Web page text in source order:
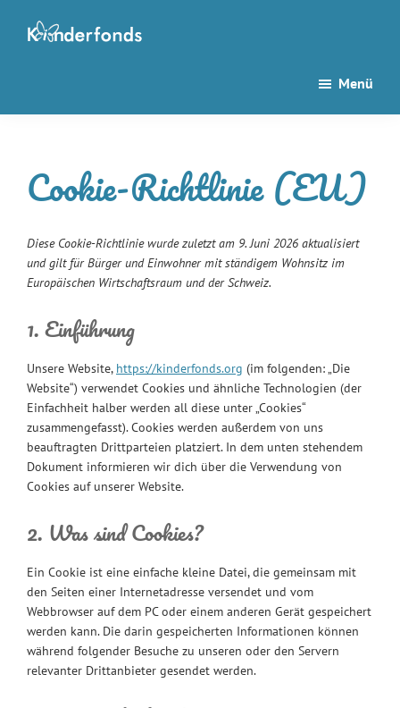
Inhalt
Seitenspalte
Kinder
1995
Menü
Cookie-Richtlinie (EU)
Diese Cookie-Richtlinie wurde zuletzt am 9. Juni 2026 aktualisiert
und gilt für Bürger und Einwohner mit ständigem Wohnsitz im
Europäischen Wirtschaftsraum und der Schweiz.
1. Einführung
Unsere Website, https://kinderfonds.org (im folgenden: „Die
Website“) verwendet Cookies und ähnliche Technologien (der
Einfachheit halber werden all diese unter „Cookies“
zusammengefasst). Cookies werden außerdem von uns
beauftragten Drittparteien platziert. In dem unten stehendem
Dokument informieren wir dich über die Verwendung von
Cookies auf unserer Website.
2. Was sind Cookies?
Ein Cookie ist eine einfache kleine Datei, die gemeinsam mit
den Seiten einer Internetadresse versendet und vom
Webbrowser auf dem PC oder einem anderen Gerät gespeichert
werden kann. Die darin gespeicherten Informationen können
während folgender Besuche zu unseren oder den Servern
relevanter Drittanbieter gesendet werden.